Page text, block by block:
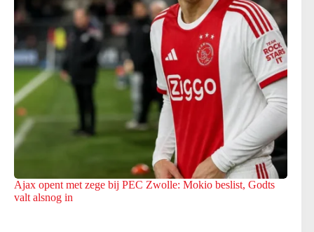
Ajax opent met zege bij PEC Zwolle: Mokio beslist, Godts
valt alsnog in